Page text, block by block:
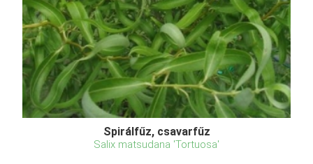
Spirálfűz, csavarfűz
Salix matsudana 'Tortuosa'